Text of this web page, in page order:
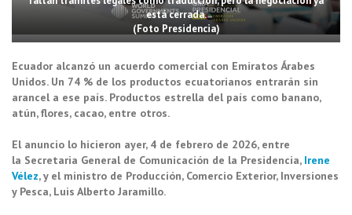
está cerrada.
(Foto Presidencia)
Ecuador alcanzó un acuerdo comercial con Emiratos Árabes
Unidos. Un 74 % de los productos ecuatorianos entrarán sin
arancel a ese país. Productos estrella del país como banano,
atún, flores, cacao, entre otros.
El anuncio lo hicieron ayer, 4 de febrero de 2026, entre
la Secretaria General de Comunicación de la Presidencia, Irene
Vélez, y el ministro de Producción, Comercio Exterior, Inversiones
y Pesca, Luis Alberto Jaramillo.